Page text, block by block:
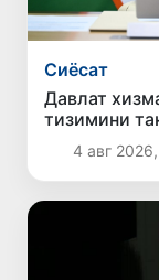
Сиёсат
Давлат
тизимини
таклифлар
4 авг